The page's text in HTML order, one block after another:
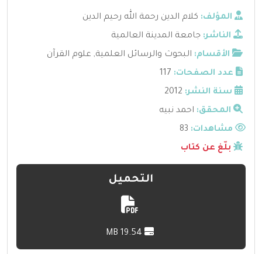
المؤلف: كلام الدين رحمة الله رحيم الدين
الناشر: جامعة المدينة العالمية
الأقسام: البحوث والرسائل العلمية, علوم القرآن
عدد الصفحات: 117
سنة النشر: 2012
المحقق: احمد نبيه
مشاهدات:
بلّغ عن كتاب
التحميل